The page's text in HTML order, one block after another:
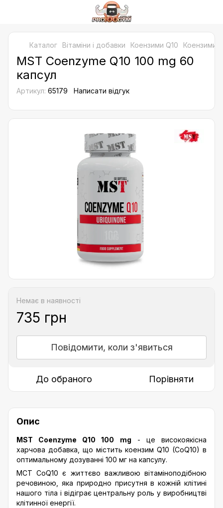
Каталог Bітаміни і добавки Коензими Q10 Коензими
MST Coenzyme Q10 100 mg 60
капсул
Артикул: 65179 Написати відгук
Немає в наявності
735 грн
Повідомити, коли з'явиться
До обраного Порівняти
Опис
MST Coenzyme Q10 100 mg - це високоякісна
харчова добавка, що містить коензим Q10 (CoQ10) в
оптимальному дозуванні 100 мг на капсулу.
МСТ CoQ10 є життєво важливою вітаміноподібною
речовиною, яка природно присутня в кожній клітині
нашого тіла і відіграє центральну роль у виробництві
клітинної енергії.